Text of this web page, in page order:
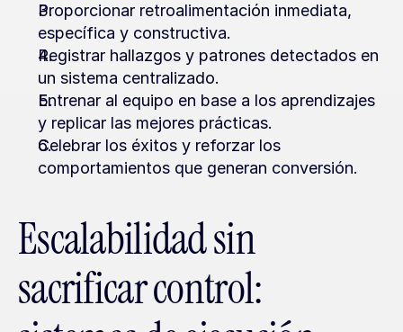
Proporcionar retroalimentación inmediata,
específica y constructiva.
Registrar hallazgos y patrones detectados en
un sistema centralizado.
Entrenar al equipo en base a los aprendizajes
y replicar las mejores prácticas.
Celebrar los éxitos y reforzar los
comportamientos que generan conversión.
Escalabilidad sin
sacrificar control: